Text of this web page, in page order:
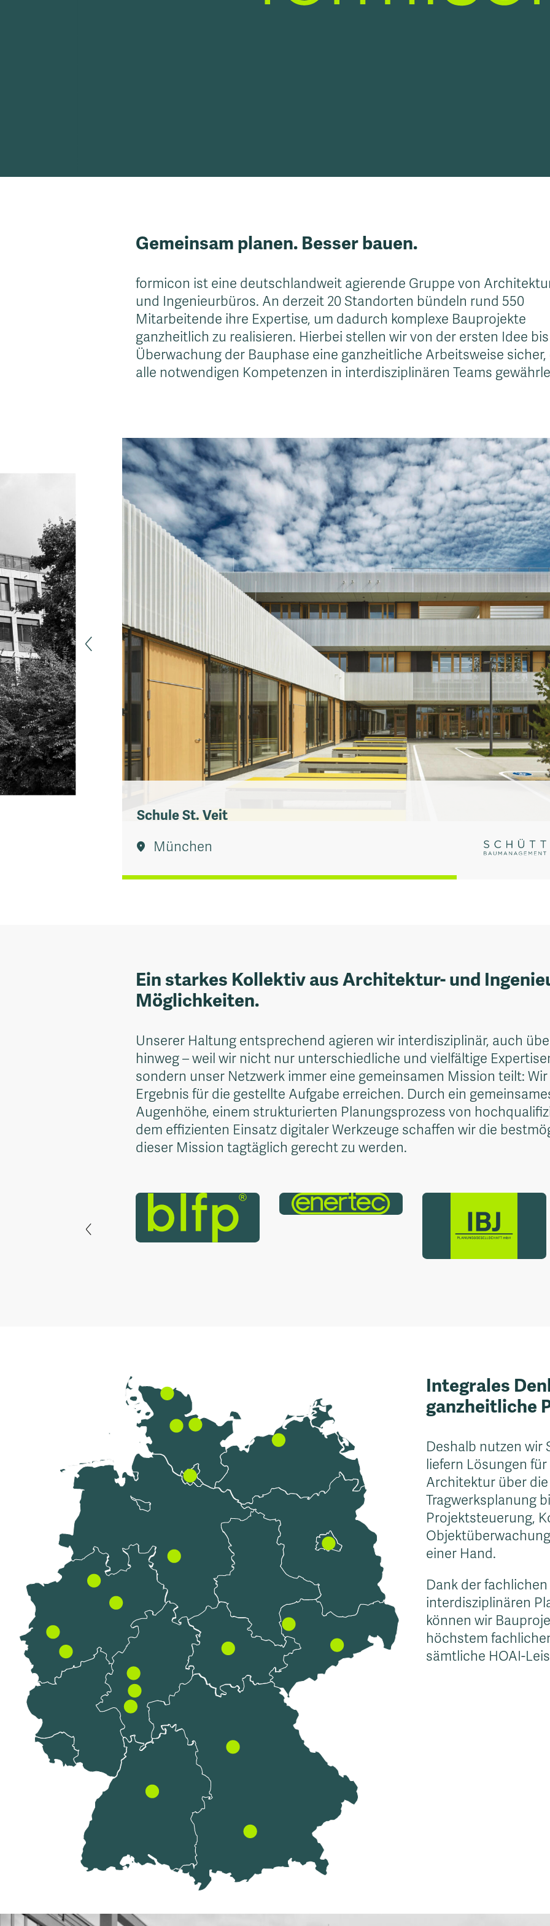
Gemeinsam planen. Besser bauen.
formicon ist eine deutschlandweit agierende Gruppe von
und Ingenieurbüros. An derzeit 20 Standorten bündeln rund 550
Mitarbeitende ihre Expertise, um dadurch komplexe Bauprojekte
ganzheitlich zu realisieren. Hierbei stellen wir von der ersten Idee
Überwachung der Bauphase eine ganzheitliche Arbeitsweise sicher,
alle notwendigen Kompetenzen in interdisziplinären Teams
Schule St. Veit
München
Ein starkes Kollektiv aus Architektur- und
Möglichkeiten.
Unserer Haltung entsprechend agieren wir interdisziplinär, auch
hinweg – weil wir nicht nur unterschiedliche und vielfältige
sondern unser Netzwerk immer eine gemeinsamen Mission teilt:
Ergebnis für die gestellte Aufgabe erreichen. Durch ein
Augenhöhe, einem strukturierten Planungsprozess von
dem effizienten Einsatz digitaler Werkzeuge schaffen wir die
dieser Mission tagtäglich gerecht zu werden.
Integrales
ganzheitliche
Deshalb nutzen wir
liefern Lösungen
Architektur über
Tragwerksplanung
Projektsteuerung,
einer Hand.
Dank der
interdisziplinären
können wir
höchstem
sämtliche HOAI-